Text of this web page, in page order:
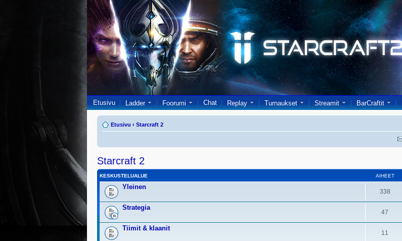
Etusivu Ladder Foorumi Chat Replay Turnaukset Streamit BarCraftit
Etusivu ‹ Starcraft 2
Starcraft 2
KESKUSTELUALUE AIHEET
Yleinen
338
Strategia
47
Tiimit & klaanit
11